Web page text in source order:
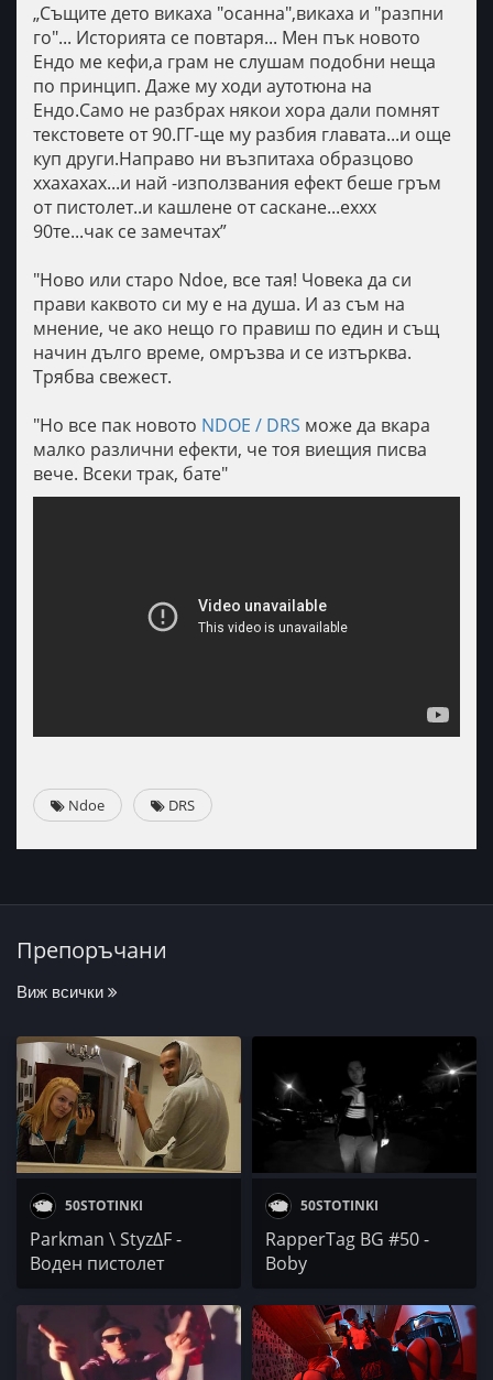
„Същите дето викаха "осанна",викаха и "разпни
го"... Историята се повтаря... Мен пък новото
Ендо ме кефи,а грам не слушам подобни неща
по принцип. Даже му ходи аутотюна на
Ендо.Само не разбрах някои хора дали помнят
текстовете от 90.ГГ-ще му разбия главата...и още
куп други.Направо ни възпитаха образцово
ххахахах...и най -използвания ефект беше гръм
от пистолет..и кашлене от саскане...еххх
90те...чак се замечтах”
"Ново или старо Ndoe, все тая! Човека да си
прави каквото си му е на душа. И аз съм на
мнение, че ако нещо го правиш по един и същ
начин дълго време, омръзва и се изтърква.
Трябва свежест.
"Но все пак новото NDOE / DRS може да вкара
малко различни ефекти, че тоя виещия писва
вече. Всеки трак, бате"
Ndoe DRS
Препоръчани
Виж всички
50STOTINKI
Parkman \ Styz∆F -
Воден пистолет
50STOTINKI
RapperTag BG #50 -
Boby